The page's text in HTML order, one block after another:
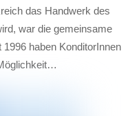
das Handwerk des
war die gemeinsame
haben KonditorInnen